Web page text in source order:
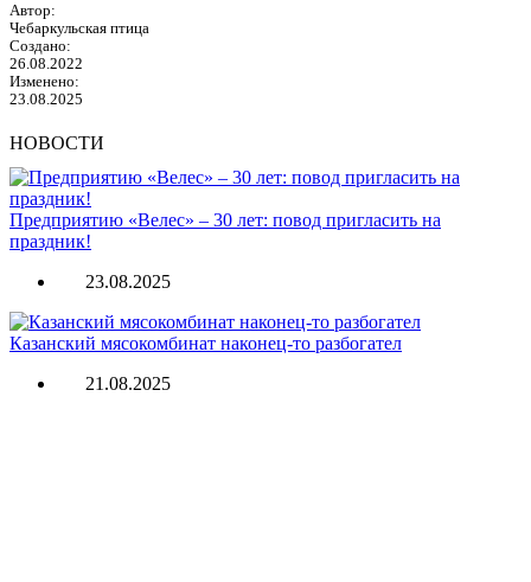
Автор:
Чебаркульская птица
Создано:
26.08.2022
Изменено:
23.08.2025
НОВОСТИ
Предприятию «Велес» – 30 лет: повод пригласить на
праздник!
23.08.2025
Казанский мясокомбинат наконец-то разбогател
21.08.2025